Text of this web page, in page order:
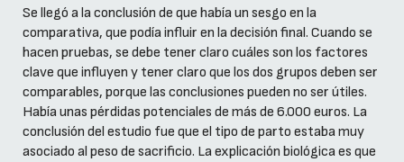
Se llegó a la conclusión de que había un sesgo en la
comparativa, que podía influir en la decisión final. Cuando se
hacen pruebas, se debe tener claro cuáles son los factores
clave que influyen y tener claro que los dos grupos deben ser
comparables, porque las conclusiones pueden no ser útiles.
Había unas pérdidas potenciales de más de 6.000 euros. La
conclusión del estudio fue que el tipo de parto estaba muy
asociado al peso de sacrificio. La explicación biológica es que